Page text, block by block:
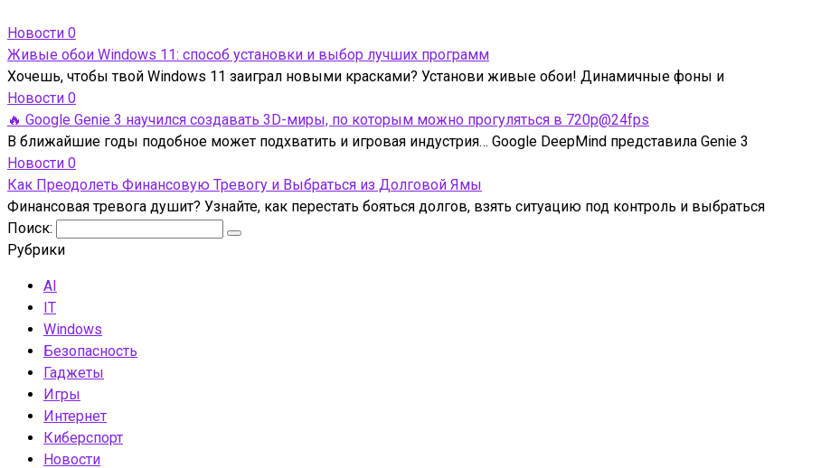
Новости 0
Живые обои Windows 11: способ установки и выбор лучших программ
Хочешь, чтобы твой Windows 11 заиграл новыми красками? Установи живые обои! Динамичные фоны и
Новости 0
🔥 Google Genie 3 научился создавать 3D-миры, по которым можно прогуляться в 720p@24fps
В ближайшие годы подобное может подхватить и игровая индустрия… Google DeepMind представила Genie 3
Новости 0
Как Преодолеть Финансовую Тревогу и Выбраться из Долговой Ямы
Финансовая тревога душит? Узнайте, как перестать бояться долгов, взять ситуацию под контроль и выбраться
Поиск:
Рубрики
AI
IT
Windows
Безопасность
Гаджеты
Игры
Интернет
Киберспорт
Новости